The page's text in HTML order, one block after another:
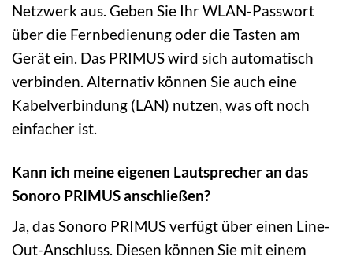
Netzwerk aus. Geben Sie Ihr WLAN-Passwort
über die Fernbedienung oder die Tasten am
Gerät ein. Das PRIMUS wird sich automatisch
verbinden. Alternativ können Sie auch eine
Kabelverbindung (LAN) nutzen, was oft noch
einfacher ist.
Kann ich meine eigenen Lautsprecher an das
Sonoro PRIMUS anschließen?
Ja, das Sonoro PRIMUS verfügt über einen Line-
Out-Anschluss. Diesen können Sie mit einem